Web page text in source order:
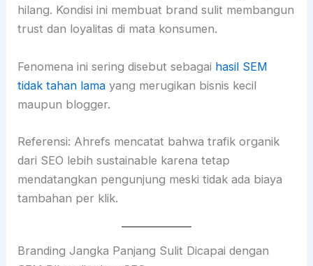
hilang. Kondisi ini membuat brand sulit membangun
trust dan loyalitas di mata konsumen.
Fenomena ini sering disebut sebagai hasil SEM
tidak tahan lama yang merugikan bisnis kecil
maupun blogger.
Referensi: Ahrefs mencatat bahwa trafik organik
dari SEO lebih sustainable karena tetap
mendatangkan pengunjung meski tidak ada biaya
tambahan per klik.
Branding Jangka Panjang Sulit Dicapai dengan